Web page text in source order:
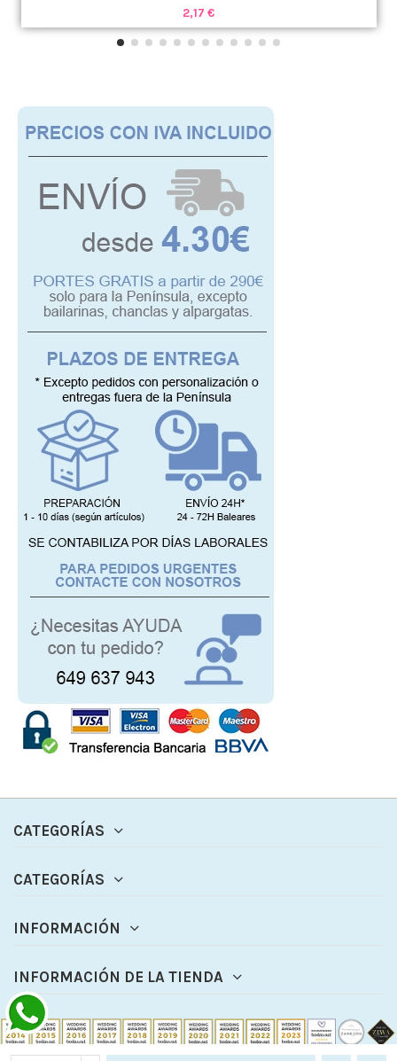
2,17 €
CATEGORÍAS
CATEGORÍAS
INFORMACIÓN
INFORMACIÓN DE LA TIENDA